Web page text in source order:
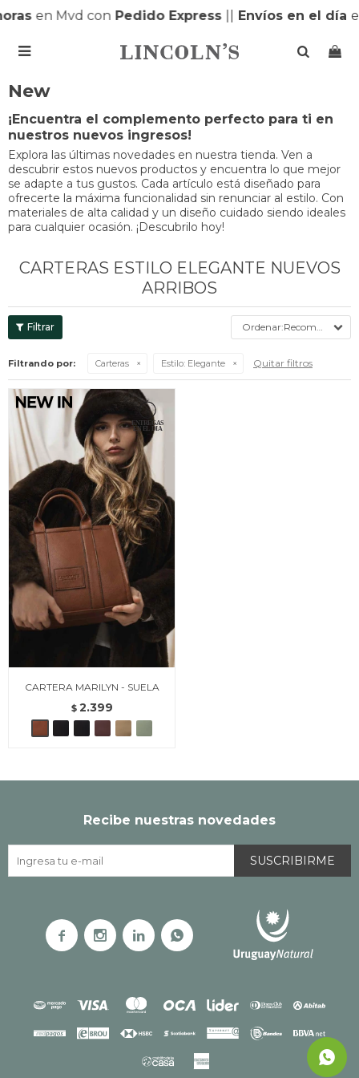
en Mvd conPedido Express| Envíos en el día

New
¡Encuentra el complemento perfecto para ti en
nuestros nuevos ingresos!
Explora las últimas novedades en nuestra tienda. Ven a
descubrir estos nuevos productos y encuentra lo que mejor
se adapte a tus gustos. Cada artículo está diseñado para
ofrecerte la máxima funcionalidad sin renunciar al estilo. Con
materiales de alta calidad y un diseño cuidado siendo ideales
para cualquier ocasión. ¡Descubrilo hoy!
CARTERAS ESTILO ELEGANTE NUEVOS
ARRIBOS
Recomendados
Filtrando por: Carteras Estilo: Elegante Quitar filtros
CARTERA MARILYN - SUELA
$ 2.399
Recibe nuestras novedades
SUSCRIBIRME
   